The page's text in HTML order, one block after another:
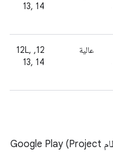
13, 14
عالية
‫12, 12L,
13, 14
لم يتم حلّ أي مشاكل أمنية في تحديثات نظام Google Play (Project